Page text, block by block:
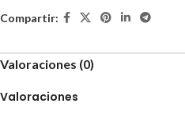
Compartir:
Valoraciones (0)
Valoraciones